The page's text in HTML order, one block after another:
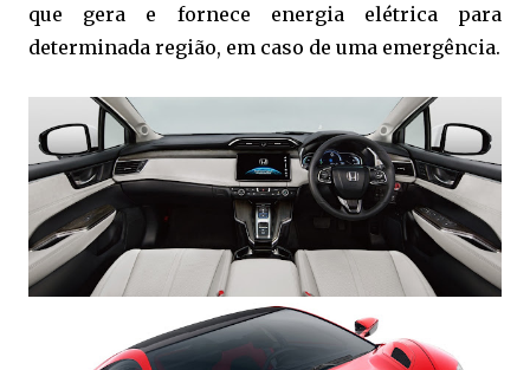
que gera e fornece energia elétrica para
determinada região, em caso de uma emergência.